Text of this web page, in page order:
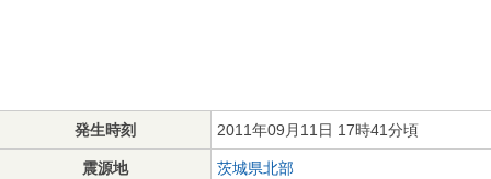
発生時刻 2011年09月11日 17時41分頃
震源地 茨城県北部